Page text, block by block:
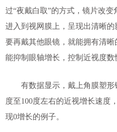
过“夜戴白取”的方式，镜片改
进入到视网膜上，呈现出清晰
要再戴其他眼镜，就能拥有清
能抑制眼轴增长，控制近视度数
有数据显示，戴上角膜塑形
度至100度左右的近视增长速度
现0增长的例子。